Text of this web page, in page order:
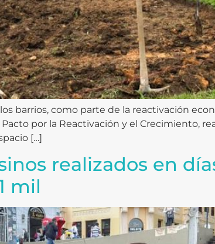
barrios, como parte de la reactivación
por la Reactivación y el Crecimiento,
[…]
realizados en
mil